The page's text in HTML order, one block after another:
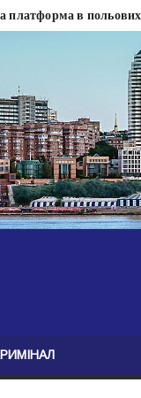
платформа в
міськради
нелегального
записали звернення
Безугла закликає
моду
керівництва